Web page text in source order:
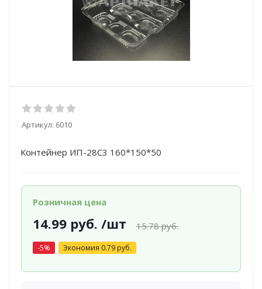
Артикул: 6010
Контейнер ИП-28С3 160*150*50
Розничная цена
14.99руб. /шт 15.78руб.
-5% Экономия 0.79руб.